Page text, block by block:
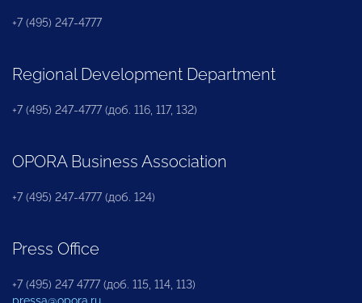
+7 (495) 247-4777
Regional Development Department
+7 (495) 247-4777 (доб. 116, 117, 132)
OPORA Business Association
+7 (495) 247-4777 (доб. 124)
Press Office
+7 (495) 247 4777 (доб. 115, 114, 113)
pressa@opora.ru